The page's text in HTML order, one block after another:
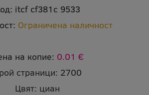
itcf cf381c 9533
Ограничена наличност
на копие: 0.01 €
страници: 2700
Цвят: циан